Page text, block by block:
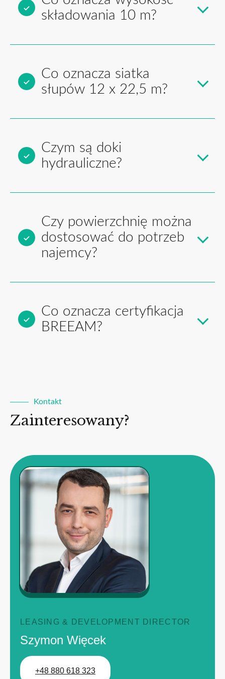
składowania 10 m?
Co oznacza siatka
słupów 12 x 22,5 m?
Czym są doki
hydrauliczne?
Czy powierzchnię można
dostosować do potrzeb
najemcy?
Co oznacza certyfikacja
BREEAM?
Kontakt
Zainteresowany?
LEASING & DEVELOPMENT DIRECTOR
Szymon Więcek
+48 880 618 323